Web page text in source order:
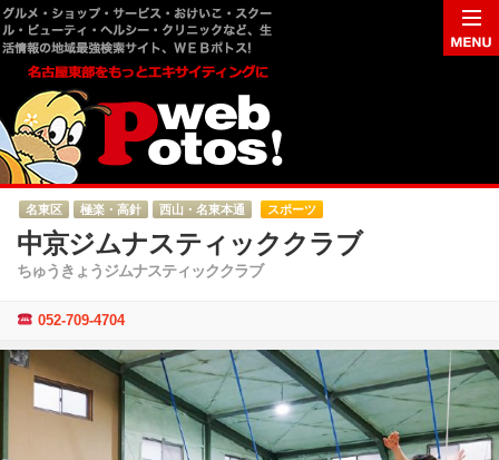
名東区 極楽・高針 西山・名東本通 スポーツ
中京ジムナスティッククラブ
ちゅうきょうジムナスティッククラブ
052-709-4704